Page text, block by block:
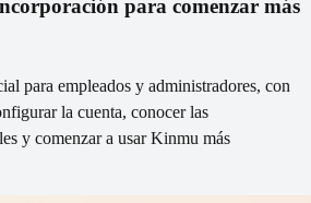
para comenzar más
para empleados y administradores, con
la cuenta, conocer las
y comenzar a usar Kinmu más